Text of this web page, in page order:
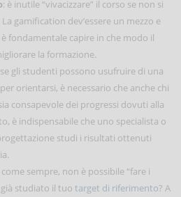
: è inutile “vivacizzare” il corso se non si
gamification dev’essere un mezzo e
fondamentale capire in che modo il
la formazione.
gli studenti possono usufruire di una
orientarsi, è necessario che anche chi
consapevole dei progressi dovuti alla
è indispensabile che uno specialista o
studi i risultati ottenuti
come sempre, non è possibile “fare i
già studiato il tuo target di riferimento? A